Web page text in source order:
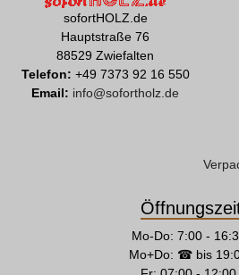
sofortHOLZ.de
Hauptstraße 76
88529 Zwiefalten
Telefon: +49 7373 92 16 550
Email: info@sofortholz.de
Mo-Do: 7:00 -
Mo+Do: ☎ bis